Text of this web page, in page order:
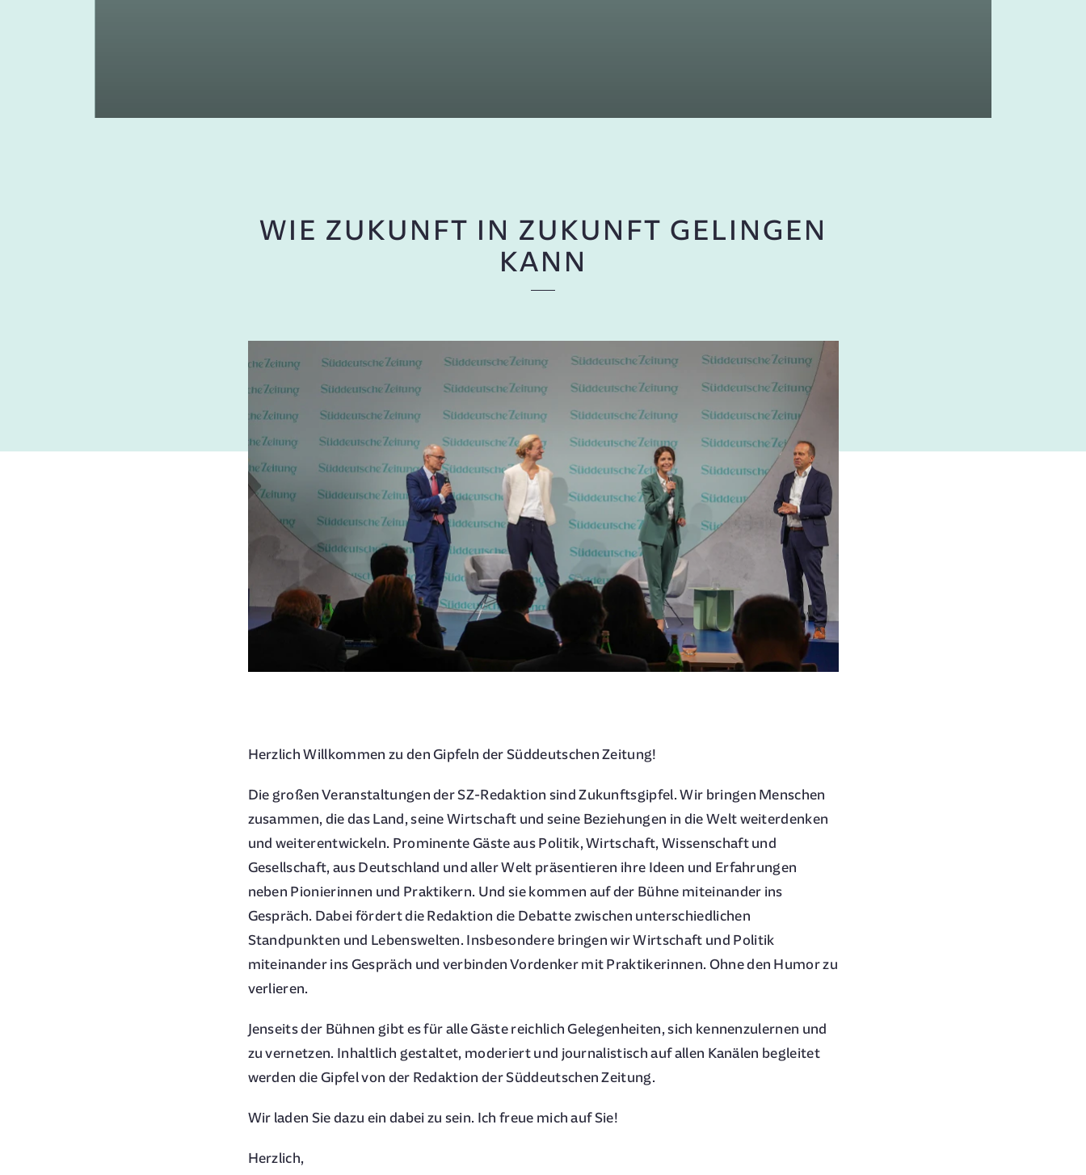
WIE ZUKUNFT IN ZUKUNFT GELINGEN
KANN
Herzlich Willkommen zu den Gipfeln der Süddeutschen Zeitung!
Die großen Veranstaltungen der SZ-Redaktion sind Zukunftsgipfel. Wir bringen Menschen
zusammen, die das Land, seine Wirtschaft und seine Beziehungen in die Welt weiterdenken
und weiterentwickeln. Prominente Gäste aus Politik, Wirtschaft, Wissenschaft und
Gesellschaft, aus Deutschland und aller Welt präsentieren ihre Ideen und Erfahrungen
neben Pionierinnen und Praktikern. Und sie kommen auf der Bühne miteinander ins
Gespräch. Dabei fördert die Redaktion die Debatte zwischen unterschiedlichen
Standpunkten und Lebenswelten. Insbesondere bringen wir Wirtschaft und Politik
miteinander ins Gespräch und verbinden Vordenker mit Praktikerinnen. Ohne den Humor zu
verlieren.
Jenseits der Bühnen gibt es für alle Gäste reichlich Gelegenheiten, sich kennenzulernen und
zu vernetzen. Inhaltlich gestaltet, moderiert und journalistisch auf allen Kanälen begleitet
werden die Gipfel von der Redaktion der Süddeutschen Zeitung.
Wir laden Sie dazu ein dabei zu sein. Ich freue mich auf Sie!
Herzlich,